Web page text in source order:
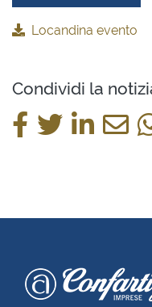
Locandina evento
Condividi la